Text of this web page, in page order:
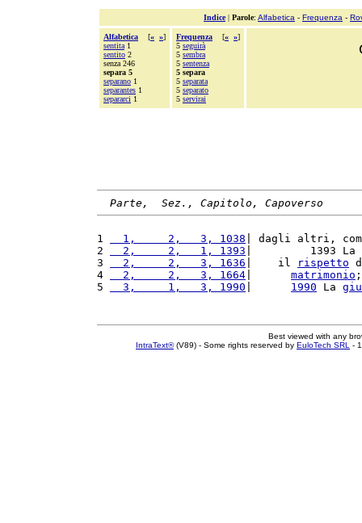
Indice| Parole: Alfabetica - Frequenza -
Alfabetica [« »]
sentita 1
sentito 2
senza 246
separa 5
separano 1
separantes 1
separarci 1
Frequenza [« »]
5 seguirà
5 sembra
5 sentenza
5 separa
5 separata
5 separato
5 servirai
Parte,  Sez., Capitolo, Capoverso
1
  1,     2,   3, 1038
| dagli altri,
2
  2,     2,   1, 1393
|         1393 La
3
  2,     2,   3, 1636
|    il rispetto
4
  2,     2,   3, 1664
matrimonio
5
  3,     1,   3, 1990
1990 La
Best viewed with any
IntraText®(V89) - Some rights reserved by EuloTech SRL -